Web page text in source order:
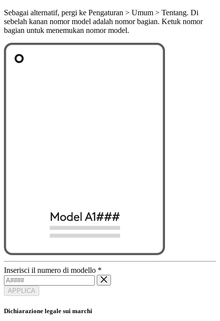
Sebagai alternatif, pergi ke Pengaturan > Umum > Tentang. Di
sebelah kanan nomor model adalah nomor bagian. Ketuk nomor
bagian untuk menemukan nomor model.
Inserisci il numero di modello *
APPLICA
Dichiarazione legale sui marchi